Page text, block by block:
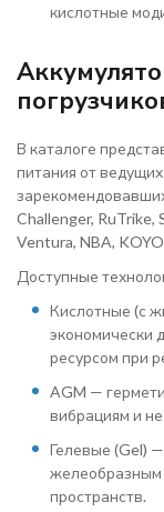
кислотные
В каталоге
питания от
Challenger, RuTrike,
Ventura, NBA,
Доступные
Кислотные (с
экономически
ресурсом при
AGM —
вибрациям и
Гелевые (Gel)
желеобразным
пространств.